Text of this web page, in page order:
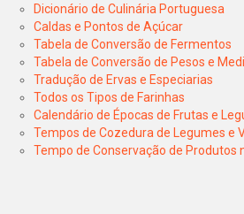
Dicionário de Culinária Portuguesa
Caldas e Pontos de Açúcar
Tabela de Conversão de Fermentos
Tabela de Conversão de Pesos e
Tradução de Ervas e Especiarias
Todos os Tipos de Farinhas
Calendário de Épocas de Frutas e
Tempos de Cozedura de Legumes e
Tempo de Conservação de Produtos